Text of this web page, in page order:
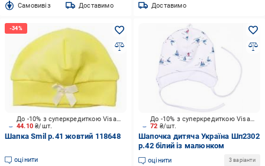
Cамовивіз Доставимо Доставимо
44.10₴/шт.
До -10% з суперкредиткою Visa Вигода
Шапка Smil р.41 жовтий 118648
оцінити
72 ₴/шт.
До -10% з суперкредиткою Visa Вигода
Шапочка дитяча Україна Шп2302
р.42 білий із малюнком
оцінити 3 варіанти